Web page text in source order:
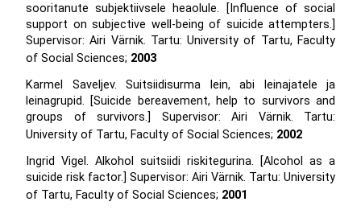
sooritanute subjektiivsele heaolule. [Influence of social
support on subjective well-being of suicide attempters.]
Supervisor: Airi Värnik. Tartu: University of Tartu, Faculty
of Social Sciences; 2003
Karmel Saveljev. Suitsiidisurma lein, abi leinajatele ja
leinagrupid. [Suicide bereavement, help to survivors and
groups of survivors.] Supervisor: Airi Värnik. Tartu:
University of Tartu, Faculty of Social Sciences; 2002
Ingrid Vigel. Alkohol suitsiidi riskitegurina. [Alcohol as a
suicide risk factor.] Supervisor: Airi Värnik. Tartu: University
of Tartu, Faculty of Social Sciences; 2001